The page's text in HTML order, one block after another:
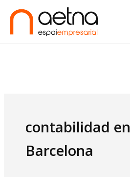
contabilidad en
Barcelona